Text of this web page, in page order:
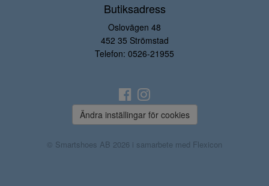
Butiksadress
Oslovägen 48
452 35 Strömstad
Telefon: 0526-21955
Ändra inställingar för cookies
© Smartshoes AB 2026 i samarbete med Flexicon